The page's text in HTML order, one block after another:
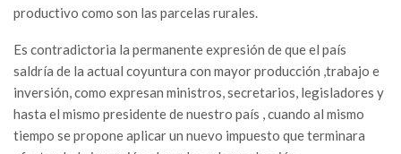
productivo como son las parcelas rurales.
Es contradictoria la permanente expresión de que el país
saldría de la actual coyuntura con mayor producción ,trabajo e
inversión, como expresan ministros, secretarios, legisladores y
hasta el mismo presidente de nuestro país , cuando al mismo
tiempo se propone aplicar un nuevo impuesto que terminara